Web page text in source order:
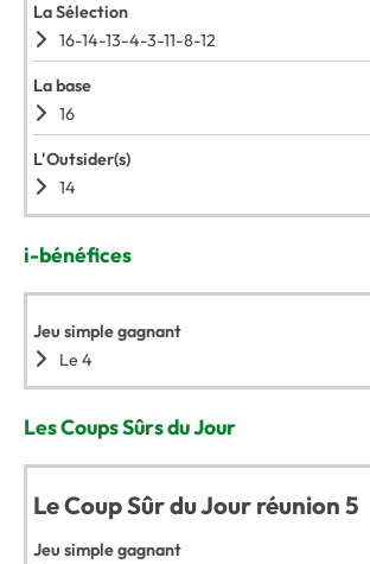
La Sélection
16-14-13-4-3-11-8-12
La base
16
L'Outsider(s)
14
i-bénéfices
Jeu simple gagnant
Le 4
Les Coups Sûrs du Jour
Le Coup Sûr du Jour réunion 5
Jeu simple gagnant